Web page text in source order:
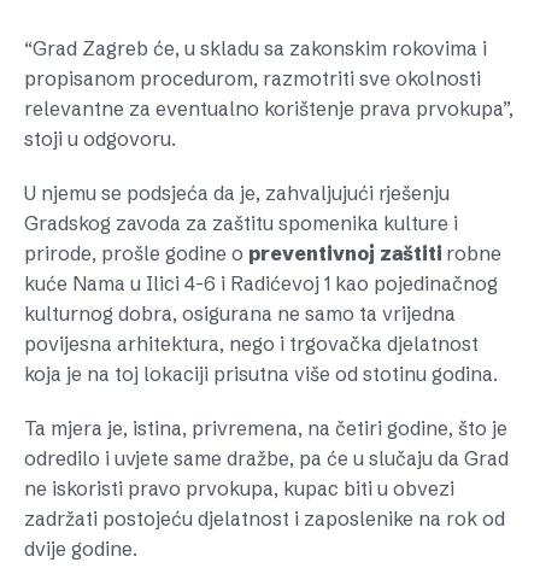
“Grad Zagreb će, u skladu sa zakonskim rokovima i
propisanom procedurom, razmotriti sve okolnosti
relevantne za eventualno korištenje prava prvokupa”,
stoji u odgovoru.
U njemu se podsjeća da je, zahvaljujući rješenju
Gradskog zavoda za zaštitu spomenika kulture i
prirode, prošle godine o preventivnoj zaštiti robne
kuće Nama u Ilici 4-6 i Radićevoj 1 kao pojedinačnog
kulturnog dobra, osigurana ne samo ta vrijedna
povijesna arhitektura, nego i trgovačka djelatnost
koja je na toj lokaciji prisutna više od stotinu godina.
Ta mjera je, istina, privremena, na četiri godine, što je
odredilo i uvjete same dražbe, pa će u slučaju da Grad
ne iskoristi pravo prvokupa, kupac biti u obvezi
zadržati postojeću djelatnost i zaposlenike na rok od
dvije godine.